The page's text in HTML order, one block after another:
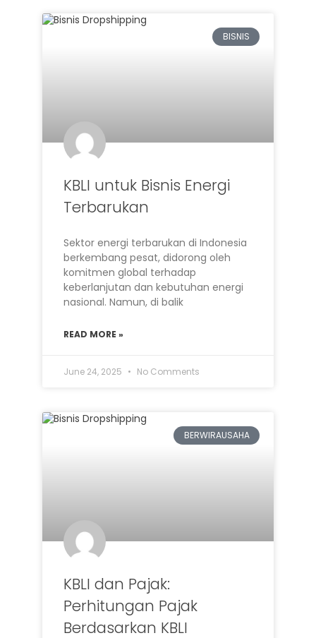
BISNIS
KBLI untuk Bisnis Energi
Terbarukan
Sektor energi terbarukan di Indonesia
berkembang pesat, didorong oleh
komitmen global terhadap
keberlanjutan dan kebutuhan energi
nasional. Namun, di balik
READ MORE »
June 24, 2025 No Comments
BERWIRAUSAHA
KBLI dan Pajak:
Perhitungan Pajak
Berdasarkan KBLI